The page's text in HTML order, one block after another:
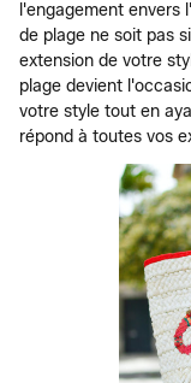
l'engagement
de plage ne soit pas
extension de votre
plage devient
votre style tout en
répond à toutes vos